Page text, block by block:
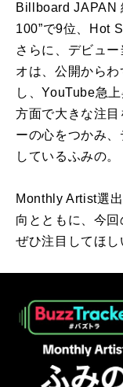
Billboard JAPAN
100”で9位、Hot
さらに、デビュ
オは、公開から
し、YouTube急
方面で大きな注
ーの心をつかみ
しているふみの。
Monthly Artist選
向とともに、今
ぜひ注目してほし